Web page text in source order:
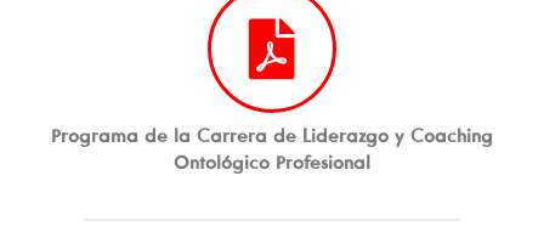
Programa de la Carrera de Liderazgo y Coaching
Ontológico Profesional